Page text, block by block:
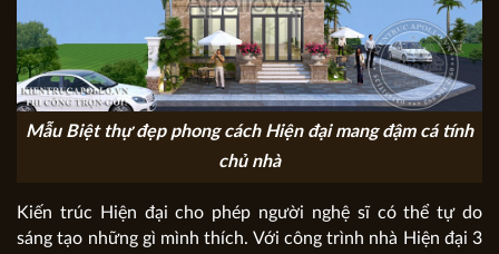
Mẫu Biệt thự đẹp phong cách Hiện đại mang đậm cá tính
chủ nhà
Kiến trúc Hiện đại cho phép người nghệ sĩ có thể tự do
sáng tạo những gì mình thích. Với công trình nhà Hiện đại 3